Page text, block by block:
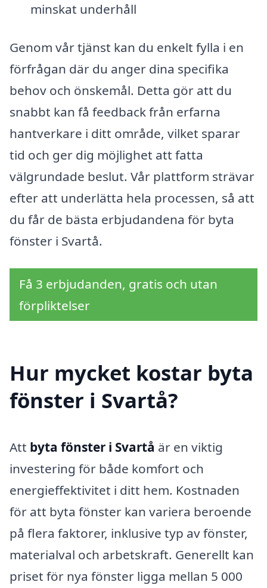
minskat underhåll
Genom vår tjänst kan du enkelt fylla i en
förfrågan där du anger dina specifika
behov och önskemål. Detta gör att du
snabbt kan få feedback från erfarna
hantverkare i ditt område, vilket sparar
tid och ger dig möjlighet att fatta
välgrundade beslut. Vår plattform strävar
efter att underlätta hela processen, så att
du får de bästa erbjudandena för byta
fönster i Svartå.
Få 3 erbjudanden, gratis och utan
förpliktelser
Hur mycket kostar byta
fönster i Svartå?
Att byta fönster i Svartå är en viktig
investering för både komfort och
energieffektivitet i ditt hem. Kostnaden
för att byta fönster kan variera beroende
på flera faktorer, inklusive typ av fönster,
materialval och arbetskraft. Generellt kan
priset för nya fönster ligga mellan 5 000